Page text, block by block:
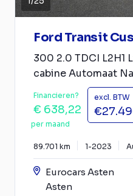
Ford Transit
300 2.0 TDCI L2H1
cabine Automaat
Financieren?
€ 638,22
per maand
excl. BTW
89.701 km 1-2023
Eurocars Asten
Asten